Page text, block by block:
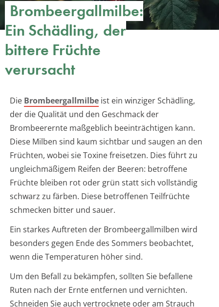
Brombeergallmilbe:
Ein Schädling, der
bittere Früchte
verursacht
Die Brombeergallmilbe ist ein winziger Schädling,
der die Qualität und den Geschmack der
Brombeerernte maßgeblich beeinträchtigen kann.
Diese Milben sind kaum sichtbar und saugen an den
Früchten, wobei sie Toxine freisetzen. Dies führt zu
ungleichmäßigem Reifen der Beeren: betroffene
Früchte bleiben rot oder grün statt sich vollständig
schwarz zu färben. Diese betroffenen Teilfrüchte
schmecken bitter und sauer.
Ein starkes Auftreten der Brombeergallmilben wird
besonders gegen Ende des Sommers beobachtet,
wenn die Temperaturen höher sind.
Um den Befall zu bekämpfen, sollten Sie befallene
Ruten nach der Ernte entfernen und vernichten.
Schneiden Sie auch vertrocknete oder am Strauch